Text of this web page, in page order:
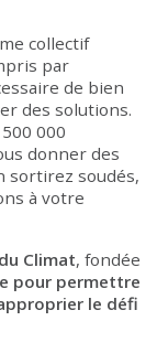
collectif
par
de bien
des solutions.
000
donner des
sortirez soudés,
à votre
Climat, fondée
pour permettre
le défi